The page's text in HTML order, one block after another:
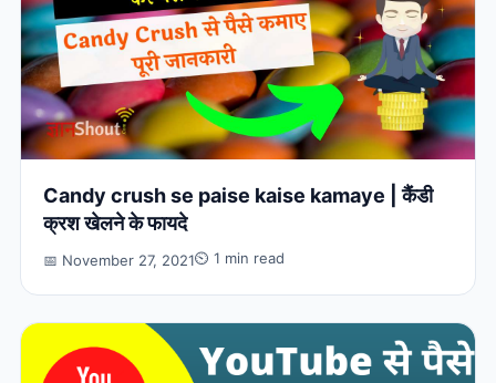
Candy crush se paise kaise kamaye | कैंडी
क्रश खेलने के फायदे
📅 November 27, 2021⏲ 1 min read